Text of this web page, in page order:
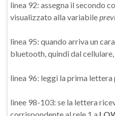
linea 92: assegna il secondo
visualizzato alla variabile
linea 95: quando arriva un
bluetooth, quindi dal
linea 96: leggi la prima
linee 98-103: se la lettera
corrispondente al rele 1 a